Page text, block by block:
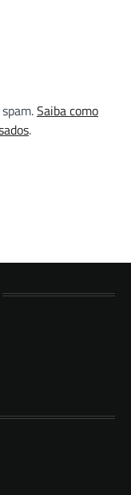
Saiba como
.